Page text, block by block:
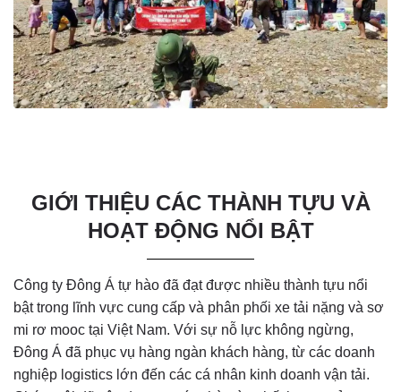
GIỚI THIỆU CÁC THÀNH TỰU VÀ
HOẠT ĐỘNG NỔI BẬT
Công ty Đông Á tự hào đã đạt được nhiều thành tựu nổi
bật trong lĩnh vực cung cấp và phân phối xe tải nặng và sơ
mi rơ mooc tại Việt Nam. Với sự nỗ lực không ngừng,
Đông Á đã phục vụ hàng ngàn khách hàng, từ các doanh
nghiệp logistics lớn đến các cá nhân kinh doanh vận tải.